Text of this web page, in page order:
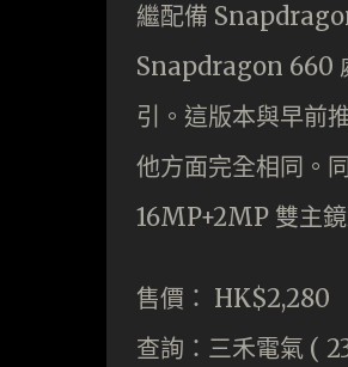
繼配備
Snapdragon 660
引。這版本與早
他方面完全相同。
16MP+2MP 雙主
售價： HK$2,280
查詢：三禾電氣 (